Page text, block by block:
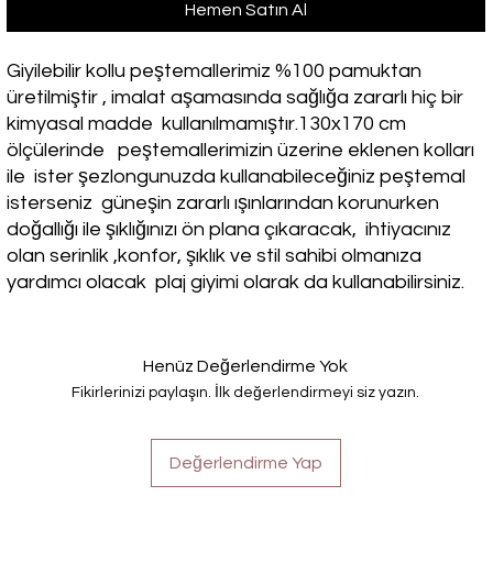
Hemen Satın Al
Giyilebilir kollu peştemallerimiz %100 pamuktan
üretilmiştir , imalat aşamasında sağlığa zararlı hiç bir
kimyasal madde kullanılmamıştır.130x170 cm
ölçülerinde peştemallerimizin üzerine eklenen kolları
ile ister şezlongunuzda kullanabileceğiniz peştemal
isterseniz güneşin zararlı ışınlarından korunurken
doğallığı ile şıklığınızı ön plana çıkaracak, ihtiyacınız
olan serinlik ,konfor, şıklık ve stil sahibi olmanıza
yardımcı olacak plaj giyimi olarak da kullanabilirsiniz.
Henüz Değerlendirme Yok
Fikirlerinizi paylaşın. İlk değerlendirmeyi siz yazın.
Değerlendirme Yap